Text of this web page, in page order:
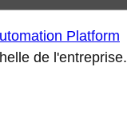
Platform
de l'entreprise.